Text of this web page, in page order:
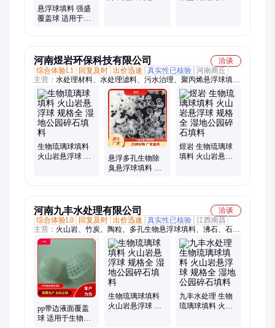
悬浮球填料 强盛
覆盖球 适用于生
河南煜岩环保科技有限公司
洽谈
综合体验L1
回复及时 出价迅速 真实性已核验 河南商丘
主营： 水处理材料、水处理滤料、污水治理、聚丙烯悬浮球填
料、水处理工程
生物琉璃球填料
火山岩悬浮球 规
悬浮多孔生物除
臭悬浮球填料 火
煜岩 生物琉璃球
填料 火山岩悬浮
河南九丰水处理有限公司
洽谈
综合体验L0
回复及时 出价迅速 真实性已核验 江西南昌
主营： 火山岩、竹炭、陶粒、多孔生物悬浮球填料、沸石、石英
砂
pp带边液面覆盖
球 适用于生物载
生物琉璃球填料
火山岩悬浮球 规
九丰水处理 生物
琉璃球填料 火山